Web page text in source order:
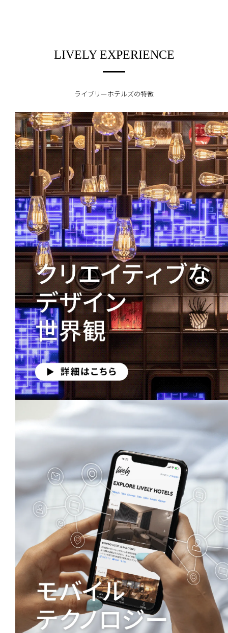
LIVELY EXPERIENCE
ライブリーホテルズの特徴